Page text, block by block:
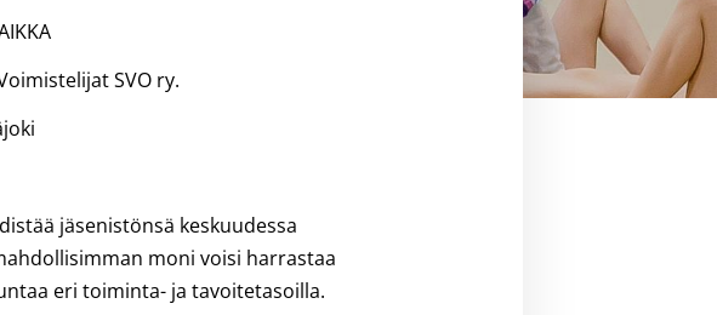
SVO ry.
jäsenistönsä keskuudessa
moni voisi harrastaa
eri toiminta- ja tavoitetasoilla.